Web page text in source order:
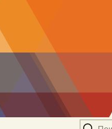
Найти: